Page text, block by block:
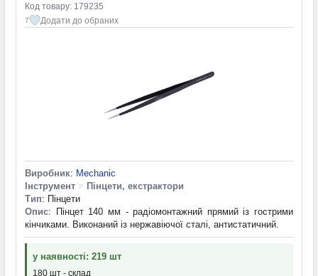
Код товару: 179235
7 Додати до обраних
Виробник: Mechanic
Інструмент > Пінцети, екстрактори
Тип: Пінцети
Опис: Пінцет 140 мм - радіомонтажний прямий із гострими
кінчиками. Виконаний із нержавіючої сталі, антистатичний.
у наявності: 219 шт
180 шт - склад